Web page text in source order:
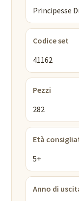
Principesse
Codice set
41162
Pezzi
282
Età
5+
Anno di